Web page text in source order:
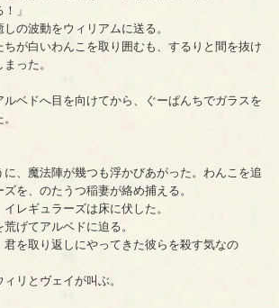
」
の波動をウィリアムに送る。
が白いわんこを取り囲むも、するりと間を抜け
った。
ベドへ目を向けてから、ぐーぱんちでガラスを
、魔法陣が幾つも浮かびあがった。わんこを追
を、のたうつ稲妻が絡め捕える。
レギュラーズは床に伏した。
げてアルベドに迫る。
君を取り返しにやってきた彼らを殺す気なの
リとヴェイが叫ぶ。